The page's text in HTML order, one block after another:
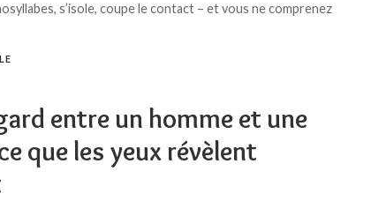
s’isole, coupe le contact – et vous ne comprenez
entre un homme et une
que les yeux révèlent